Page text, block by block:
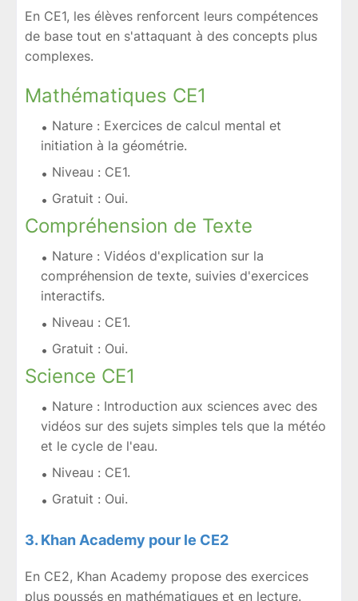
En CE1, les élèves renforcent leurs compétences
de base tout en s'attaquant à des concepts plus
complexes.
Mathématiques CE1
Nature : Exercices de calcul mental et
initiation à la géométrie.
Niveau : CE1.
Gratuit : Oui.
Compréhension de Texte
Nature : Vidéos d'explication sur la
compréhension de texte, suivies d'exercices
interactifs.
Niveau : CE1.
Gratuit : Oui.
Science CE1
Nature : Introduction aux sciences avec des
vidéos sur des sujets simples tels que la météo
et le cycle de l'eau.
Niveau : CE1.
Gratuit : Oui.
3. Khan Academy pour le CE2
En CE2, Khan Academy propose des exercices
plus poussés en mathématiques et en lecture.